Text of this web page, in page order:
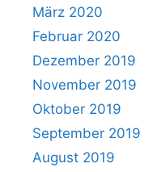
März 2020
Februar 2020
Dezember 2019
November 2019
Oktober 2019
September 2019
August 2019